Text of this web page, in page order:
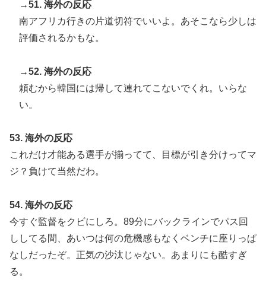
→51. 海外の反応
南アフリカ行きの片道切符でいいよ。あそこなら少しは
評価されるかもな。
→52. 海外の反応
頼むから韓国には帰して連れてこないでくれ。いらな
い。
53. 海外の反応
これだけ才能ある選手が揃ってて、目標が引き分けってマ
ジ？負けて当然だわ。
54. 海外の反応
今すぐ監督をクビにしろ。89分にバックラインでパス回
ししてる間、あいつは何の危機感もなくベンチに座りっぱ
なしだったぞ。正気の沙汰じゃない。あまりにも酷すぎ
る。